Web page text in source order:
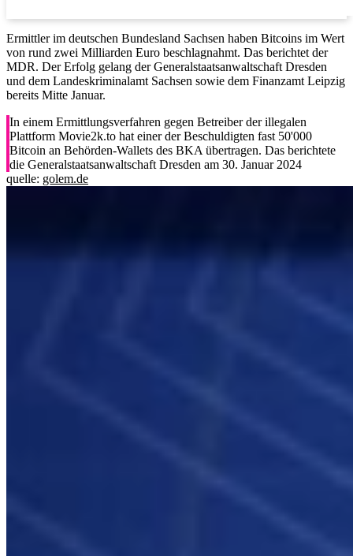
Ermittler im deutschen Bundesland Sachsen haben Bitcoins im Wert
von rund zwei Milliarden Euro beschlagnahmt. Das berichtet der
MDR. Der Erfolg gelang der Generalstaatsanwaltschaft Dresden
und dem Landeskriminalamt Sachsen sowie dem Finanzamt Leipzig
bereits Mitte Januar.
In einem Ermittlungsverfahren gegen Betreiber der illegalen
Plattform Movie2k.to hat einer der Beschuldigten fast 50'000
Bitcoin an Behörden-Wallets des BKA übertragen. Das berichtete
die Generalstaatsanwaltschaft Dresden am 30. Januar 2024
quelle: golem.de